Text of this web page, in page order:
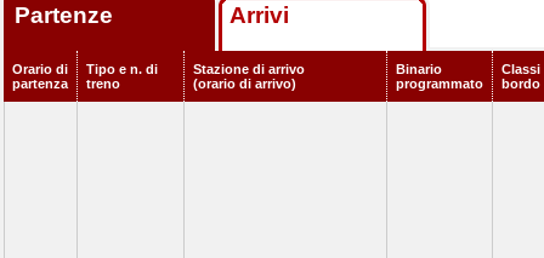
Partenze Arrivi
Orario di
partenza
Tipo e n. di
treno
Stazione di arrivo
(orario di arrivo)
Binario
programmato
Classi
bordo